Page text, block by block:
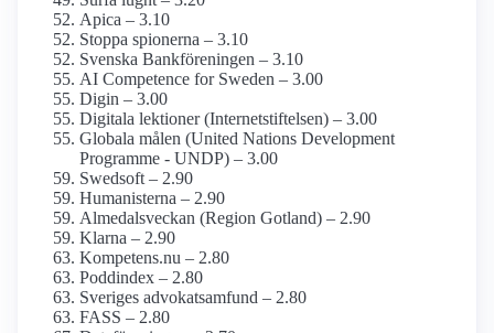
Apica – 3.10
Stoppa spionerna – 3.10
Svenska Bankföreningen – 3.10
AI Competence for Sweden – 3.00
Digin – 3.00
Digitala lektioner (Internetstiftelsen) – 3.00
Globala målen (United Nations Development
Programme - UNDP) – 3.00
Swedsoft – 2.90
Humanisterna – 2.90
Almedalsveckan (Region Gotland) – 2.90
Klarna – 2.90
Kompetens.nu – 2.80
Poddindex – 2.80
Sveriges advokat­samfund – 2.80
FASS – 2.80